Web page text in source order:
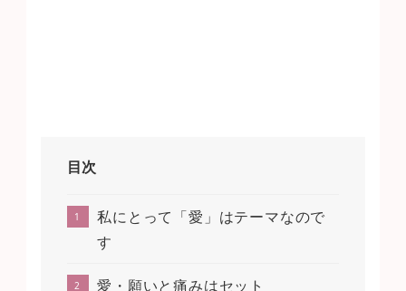
目次
私にとって「愛」はテーマなので
す
愛・願いと痛みはセット